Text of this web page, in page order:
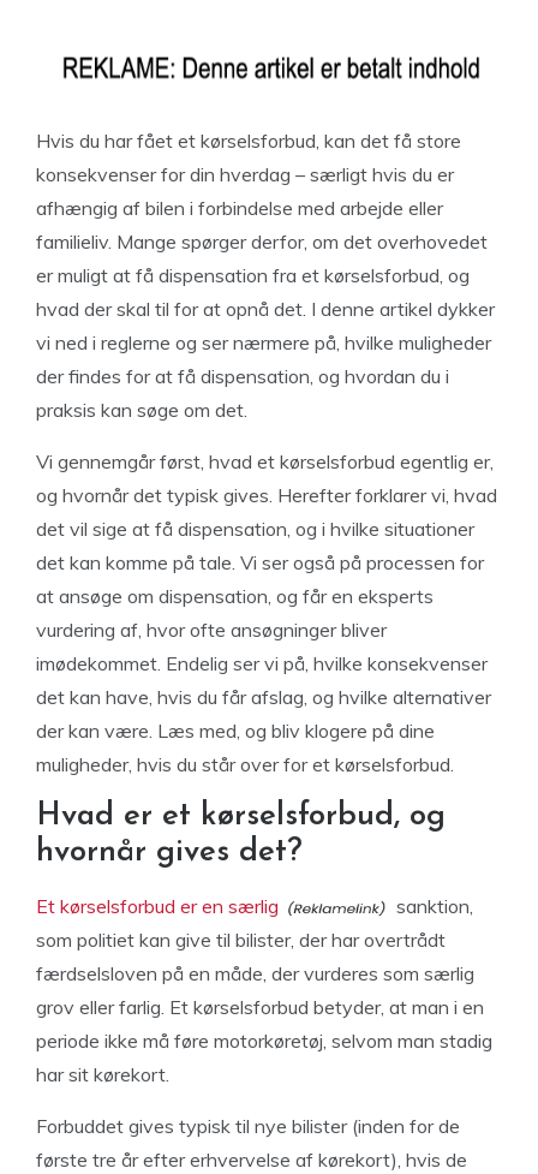
Hvis du har fået et kørselsforbud, kan det få store
konsekvenser for din hverdag – særligt hvis du er
afhængig af bilen i forbindelse med arbejde eller
familieliv. Mange spørger derfor, om det overhovedet
er muligt at få dispensation fra et kørselsforbud, og
hvad der skal til for at opnå det. I denne artikel dykker
vi ned i reglerne og ser nærmere på, hvilke muligheder
der findes for at få dispensation, og hvordan du i
praksis kan søge om det.
Vi gennemgår først, hvad et kørselsforbud egentlig er,
og hvornår det typisk gives. Herefter forklarer vi, hvad
det vil sige at få dispensation, og i hvilke situationer
det kan komme på tale. Vi ser også på processen for
at ansøge om dispensation, og får en eksperts
vurdering af, hvor ofte ansøgninger bliver
imødekommet. Endelig ser vi på, hvilke konsekvenser
det kan have, hvis du får afslag, og hvilke alternativer
der kan være. Læs med, og bliv klogere på dine
muligheder, hvis du står over for et kørselsforbud.
Hvad er et kørselsforbud, og
hvornår gives det?
Et kørselsforbud er en særlig
sanktion,
som politiet kan give til bilister, der har overtrådt
færdselsloven på en måde, der vurderes som særlig
grov eller farlig. Et kørselsforbud betyder, at man i en
periode ikke må føre motorkøretøj, selvom man stadig
har sit kørekort.
Forbuddet gives typisk til nye bilister (inden for de
første tre år efter erhvervelse af kørekort), hvis de